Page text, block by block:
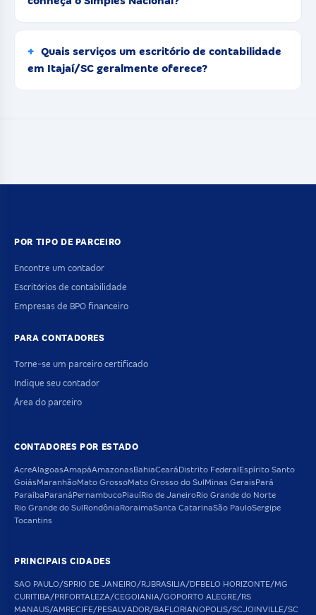
Quais serviços um escritório de contabilidade
em Itajaí/SC geralmente oferece?
POR TIPO DE PARCEIRO
Encontre um contador
Escritórios de contabilidade
Empresas de BPO financeiro
PARA CONTADORES
Torne-se um parceiro certificado
Indique seu contador
Área do parceiro
CONTADORES POR ESTADO
AcreAlagoasAmapáAmazonasBahiaCearáDistrito FederalEspírito Santo
GoiásMaranhãoMato GrossoMato Grosso do SulMinas GeraisPará
ParaíbaParanáPernambucoPiauíRio de JaneiroRio Grande do Norte
Rio Grande do SulRondôniaRoraimaSanta CatarinaSão PauloSergipe
Tocantins
PRINCIPAIS CIDADES
SAO PAULO/SPRIO DE JANEIRO/RJBRASILIA/DFBELO HORIZONTE/MG
CURITIBA/PRFORTALEZA/CEGOIANIA/GOPORTO ALEGRE/RS
MANAUS/AMRECIFE/PESALVADOR/BAFLORIANOPOLIS/SCJOINVILLE/SC